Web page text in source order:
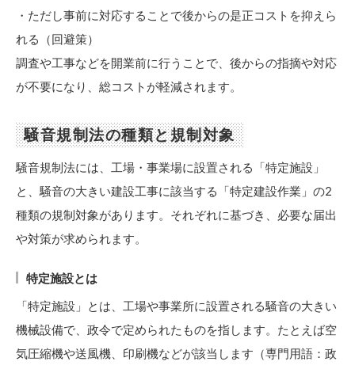
・ただし事前に対応することで後からの是正コストを抑えら
れる（回避策）
調査や工事などを開業前に行うことで、後からの指摘や対応
が不要になり、総コストが軽減されます。
騒音規制法の種類と規制対象
騒音規制法には、工場・事業場に設置される「特定施設」
と、騒音の大きい建設工事に該当する「特定建設作業」の2
種類の規制対象があります。それぞれに基づき、必要な届出
や対策が求められます。
特定施設とは
「特定施設」とは、工場や事業所に設置される騒音の大きい
機械設備で、政令で定められたものを指します。たとえば空
気圧縮機や送風機、印刷機などが該当します（専門用語：政